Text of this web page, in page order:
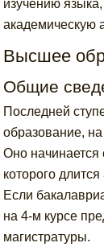
изучению
академическую
Высшее
Общие
Последней
образование, на
Оно начинается
которого
Если
на 4-м курсе
магистратуры.